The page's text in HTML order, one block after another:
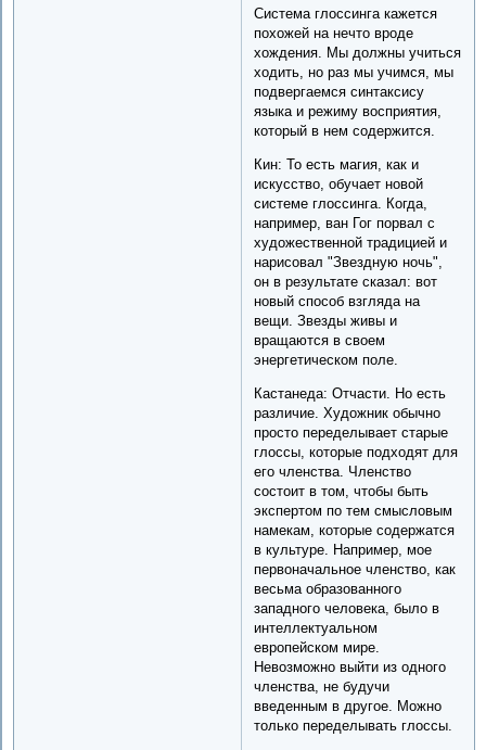
Система глоссинга кажется
похожей на нечто вроде
хождения. Мы должны учиться
ходить, но раз мы учимся, мы
подвергаемся синтаксису
языка и режиму восприятия,
который в нем содержится.
Кин: То есть магия, как и
искусство, обучает новой
системе глоссинга. Когда,
например, ван Гог порвал с
художественной традицией и
нарисовал "Звездную ночь",
он в результате сказал: вот
новый способ взгляда на
вещи. Звезды живы и
вращаются в своем
энергетическом поле.
Кастанеда: Отчасти. Но есть
различие. Художник обычно
просто переделывает старые
глоссы, которые подходят для
его членства. Членство
состоит в том, чтобы быть
экспертом по тем смысловым
намекам, которые содержатся
в культуре. Например, мое
первоначальное членство, как
весьма образованного
западного человека, было в
интеллектуальном
европейском мире.
Невозможно выйти из одного
членства, не будучи
введенным в другое. Можно
только переделывать глоссы.